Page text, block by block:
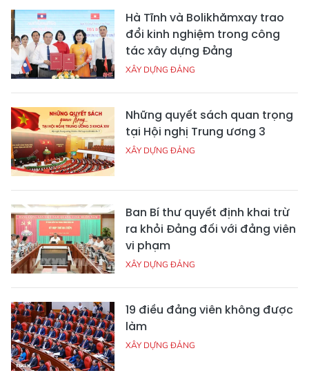
Hà Tĩnh và Bolikhămxay trao
đổi kinh nghiệm trong công
tác xây dựng Đảng
XÂY DỰNG ĐẢNG
Những quyết sách quan trọng
tại Hội nghị Trung ương 3
XÂY DỰNG ĐẢNG
Ban Bí thư quyết định khai trừ
ra khỏi Đảng đối với đảng viên
vi phạm
XÂY DỰNG ĐẢNG
19 điều đảng viên không được
làm
XÂY DỰNG ĐẢNG